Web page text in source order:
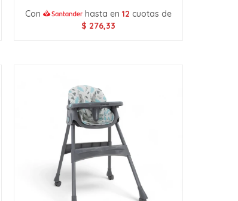
Con hasta en12 cuotas de
$ 276,33